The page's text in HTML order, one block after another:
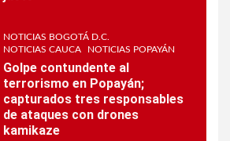
NOTICIAS BOGOTÁ D.C.
NOTICIAS CAUCA
NOTICIAS POPAYÁN
Golpe contundente al
terrorismo en Popayán;
capturados tres responsables
de ataques con drones
kamikaze